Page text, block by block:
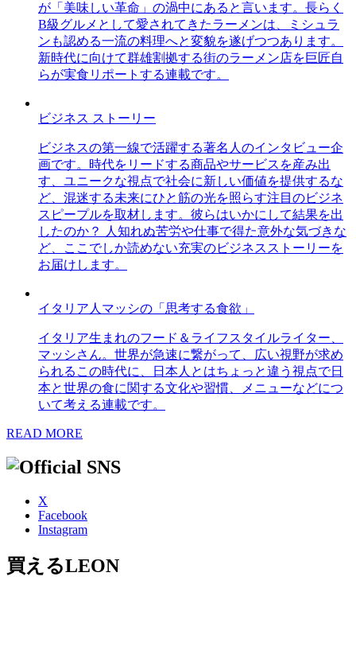
が「美味しい革命」の渦中にあると言います。長らく
B級グルメとして愛されてきたラーメンは、ミシュラ
ンも認める一流の料理へと変貌を遂げつつあります。
新時代に向けて群雄割拠する街のラーメン店を巨匠自
らが実食リポートする連載です。
ビジネス ストーリー
ビジネスの第一線で活躍する著名人のインタビュー企
画です。時代をリードする商品やサービスを産み出
す、ユニークな視点で社会に新しい価値を提供するな
ど、混迷する未来にひと筋の光を照らす注目のビジネ
スピープルを取材します。彼らはいかにして結果を出
したのか？ 人知れぬ苦労や仕事で得た意外な気づきな
ど、ここでしか読めない充実のビジネスストーリーを
お届けします。
イタリア人マッシの「思考する食欲」
イタリア生まれのフード＆ライフスタイルライター、
マッシさん。世界が急速に繋がって、広い視野が求め
られるこの時代に、日本人とはちょっと違う視点で日
本と世界の食に関する文化や習慣、メニューなどにつ
いて考える連載です。
READ MORE
X
Facebook
Instagram
買えるLEON